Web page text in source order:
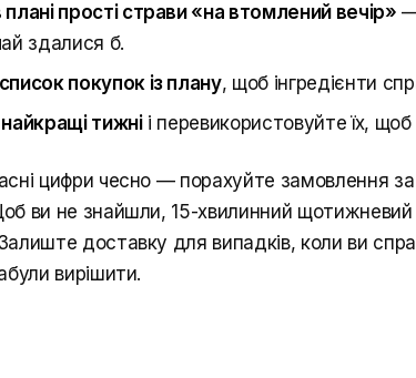
прості страви «на втомлений вечір» —
здалися б.
покупок із плану, щоб інгредієнти
тижніі перевикористовуйте їх,
цифри чесно — порахуйте замовлення
ви не знайшли, 15-хвилинний
доставку для випадків, коли ви
вирішити.